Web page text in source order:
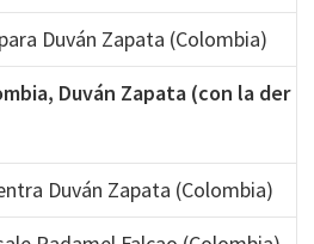
Duván Zapata (Colombia)
Duván Zapata (con la der
Duván Zapata (Colombia)